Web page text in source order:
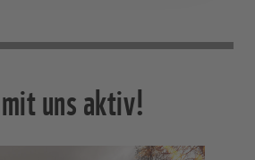
uns aktiv!